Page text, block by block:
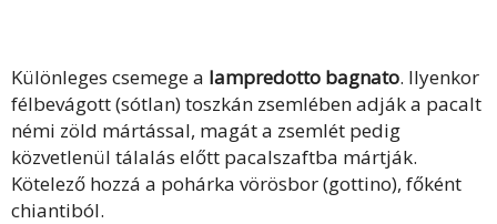
Különleges csemege a lampredotto bagnato. Ilyenkor
félbevágott (sótlan) toszkán zsemlében adják a pacalt
némi zöld mártással, magát a zsemlét pedig
közvetlenül tálalás előtt pacalszaftba mártják.
Kötelező hozzá a pohárka vörösbor (gottino), főként
chiantiból.